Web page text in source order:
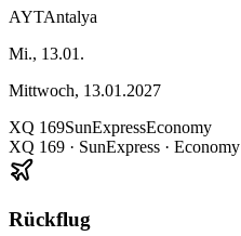
AYTAntalya
Mi., 13.01.
Mittwoch, 13.01.2027
XQ 169SunExpressEconomy
XQ 169 · SunExpress · Economy
Rückflug